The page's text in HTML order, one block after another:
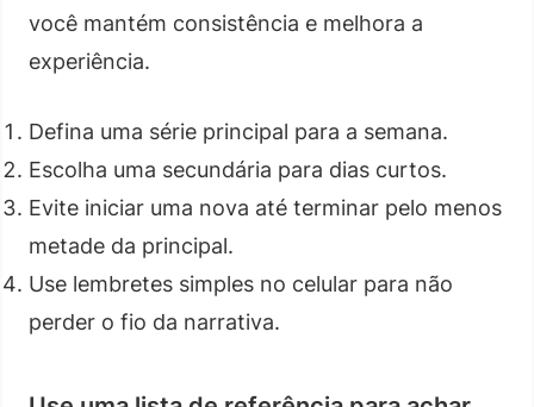
você mantém consistência e melhora a
experiência.
Defina uma série principal para a semana.
Escolha uma secundária para dias curtos.
Evite iniciar uma nova até terminar pelo menos
metade da principal.
Use lembretes simples no celular para não
perder o fio da narrativa.